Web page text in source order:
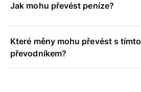
Jak mohu převést peníze?
Které měny mohu převést s tímto
převodníkem?